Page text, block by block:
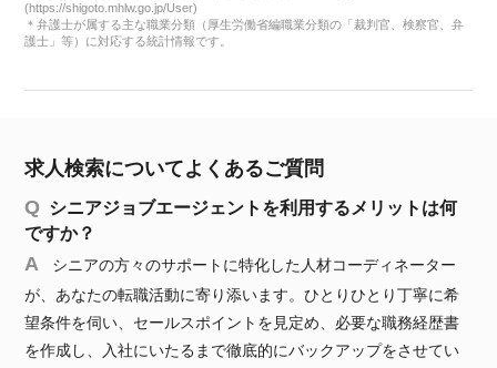
(https://shigoto.mhlw.go.jp/User)
＊弁護士が属する主な職業分類（厚生労働省編職業分類の「裁判官、検察官、弁
護士」等）に対応する統計情報です。
求人検索についてよくあるご質問
シニアジョブエージェントを利用するメリットは何
ですか？
シニアの方々のサポートに特化した人材コーディネーター
が、あなたの転職活動に寄り添います。ひとりひとり丁寧に希
望条件を伺い、セールスポイントを見定め、必要な職務経歴書
を作成し、入社にいたるまで徹底的にバックアップをさせてい